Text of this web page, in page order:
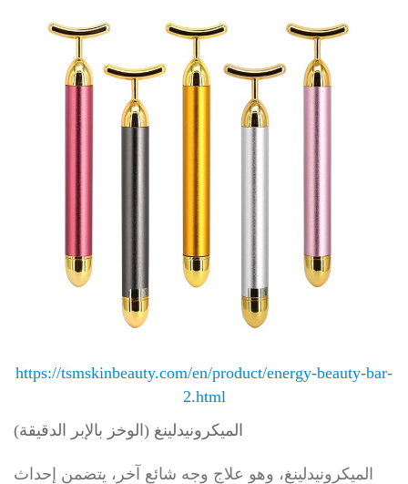
https://tsmskinbeauty.com/en/product/energy-beauty-bar-
2.html
الميكرونيدلينغ (الوخز بالإبر الدقيقة)
الميكرونيدلينغ، وهو علاج وجه شائع آخر، يتضمن إحداث